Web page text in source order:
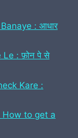
: आधार
: फ़ोन पे से
Kare :
How to get a